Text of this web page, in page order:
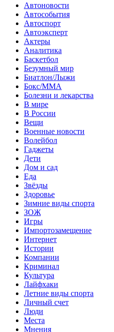
Автоновости
Автособытия
Автоспорт
Автоэксперт
Актеры
Аналитика
Баскетбол
Безумный мир
Биатлон/Лыжи
Бокс/MMA
Болезни и лекарства
В мире
В России
Вещи
Военные новости
Волейбол
Гаджеты
Дети
Дом и сад
Еда
Звёзды
Здоровье
Зимние виды спорта
ЗОЖ
Игры
Импортозамещение
Интернет
Истории
Компании
Криминал
Культура
Лайфхаки
Летние виды спорта
Личный счет
Люди
Места
Мнения